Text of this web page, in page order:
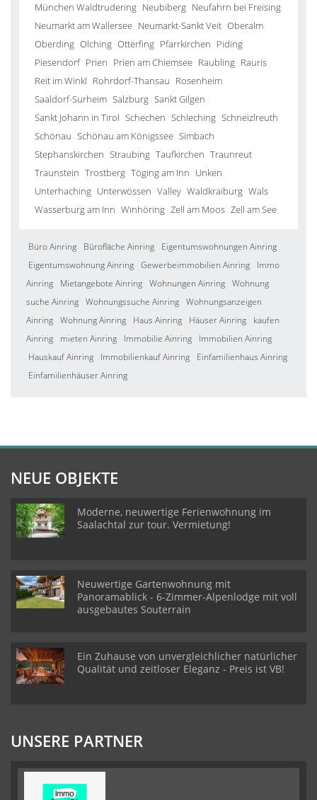
München Waldtrudering Neubiberg Neufahrn bei Freising
Neumarkt am Wallersee Neumarkt-Sankt Veit Oberalm
Oberding Olching Otterfing Pfarrkirchen Piding
Piesendorf Prien Prien am Chiemsee Raubling Rauris
Reit im Winkl Rohrdorf-Thansau Rosenheim
Saaldorf-Surheim Salzburg Sankt Gilgen
Sankt Johann in Tirol Schechen Schleching Schneizlreuth
Schönau Schönau am Königssee Simbach
Stephanskirchen Straubing Taufkirchen Traunreut
Traunstein Trostberg Töging am Inn Unken
Unterhaching Unterwössen Valley Waldkraiburg Wals
Wasserburg am Inn Winhöring Zell am Moos Zell am See
Büro Ainring Bürofläche Ainring
Eigentumswohnungen Ainring
Eigentumswohnung Ainring Gewerbeimmobilien Ainring
Immo
Ainring
Mietangebote Ainring Wohnungen Ainring Wohnung
suche Ainring Wohnungssuche Ainring Wohnungsanzeigen
Ainring Wohnung Ainring Haus Ainring Häuser Ainring
kaufen
Ainring
mieten Ainring Immobilie Ainring
Immobilien Ainring
Hauskauf Ainring
Immobilienkauf Ainring
Einfamilienhaus Ainring
Einfamilienhäuser Ainring
NEUE OBJEKTE
Moderne, neuwertige Ferienwohnung im
Saalachtal zur tour. Vermietung!
Neuwertige Gartenwohnung mit
Panoramablick - 6-Zimmer-Alpenlodge mit voll
ausgebautes Souterrain
Ein Zuhause von unvergleichlicher natürlicher
Qualität und zeitloser Eleganz - Preis ist VB!
UNSERE PARTNER